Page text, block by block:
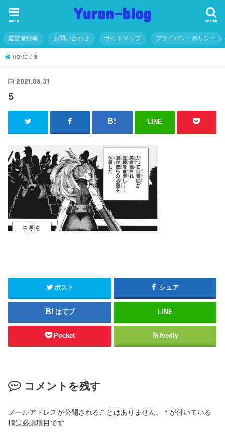
Yuran-blog search
menu
運営者情報 お問い合わせ サイトマップ プライバシーポリシー
HOME 5
2021.05.31
5
LINE
ポスト シェア
はてブ LINE
Pocket feedly
コメントを残す
メールアドレスが公開されることはありません。 * が付いている
欄は必須項目です